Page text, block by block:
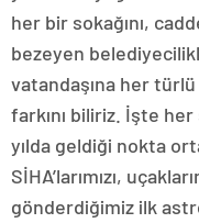
her bir sokağını,
bezeyen
vatandaşına her
farkını biliriz. İşte
yılda geldiği nokta
SİHA’larımızı,
gönderdiğimiz ilk